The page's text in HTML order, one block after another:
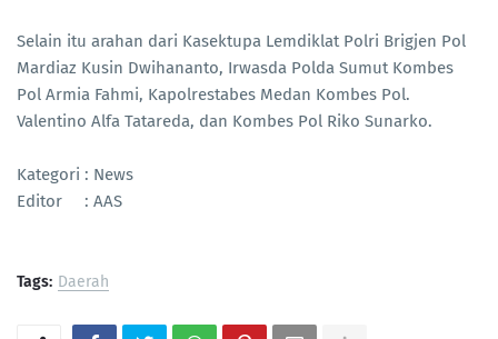
Selain itu arahan dari Kasektupa Lemdiklat Polri Brigjen Pol
Mardiaz Kusin Dwihananto, Irwasda Polda Sumut Kombes
Pol Armia Fahmi, Kapolrestabes Medan Kombes Pol.
Valentino Alfa Tatareda, dan Kombes Pol Riko Sunarko.
Kategori : News
Editor : AAS
Tags: Daerah